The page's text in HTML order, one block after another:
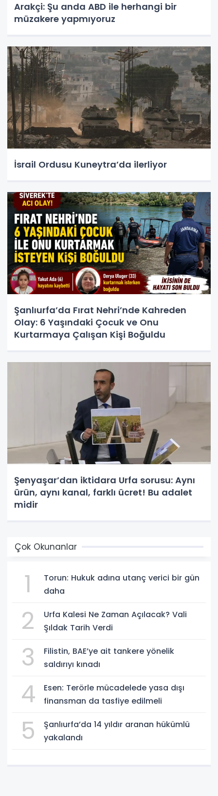
Arakçi: Şu anda ABD ile herhangi bir
müzakere yapmıyoruz
İsrail Ordusu Kuneytra’da ilerliyor
Şanlıurfa’da Fırat Nehri’nde Kahreden
Olay: 6 Yaşındaki Çocuk ve Onu
Kurtarmaya Çalışan Kişi Boğuldu
Şenyaşar’dan iktidara Urfa sorusu: Aynı
ürün, aynı kanal, farklı ücret! Bu adalet
midir
Çok Okunanlar
1
Torun: Hukuk adına utanç verici bir gün
daha
2
Urfa Kalesi Ne Zaman Açılacak? Vali
Şıldak Tarih Verdi
3
Filistin, BAE’ye ait tankere yönelik
saldırıyı kınadı
4
Esen: Terörle mücadelede yasa dışı
finansman da tasfiye edilmeli
5
Şanlıurfa’da 14 yıldır aranan hükümlü
yakalandı